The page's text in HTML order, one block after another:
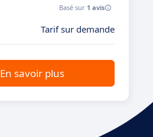
Basé sur 1 avis
Tarif sur demande
En savoir plus